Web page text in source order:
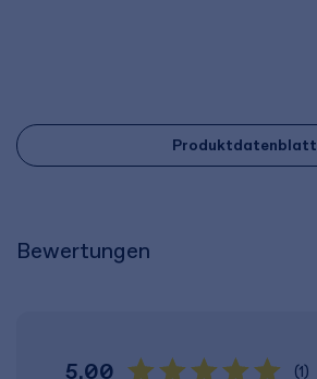
Produktdatenblatt
Bewertungen
5.00 (1)